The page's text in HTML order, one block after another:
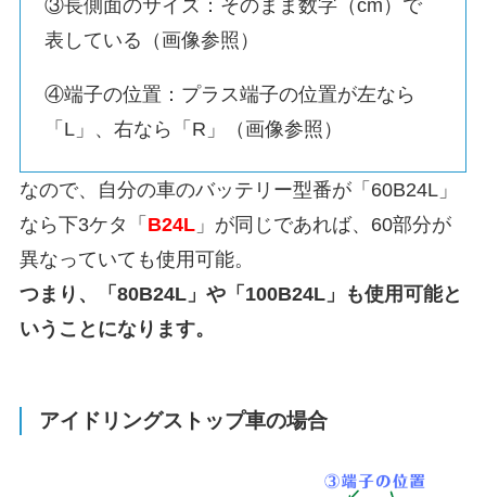
③長側面のサイズ：そのまま数字（cm）で
表している（画像参照）
④端子の位置：プラス端子の位置が左なら
「L」、右なら「R」（画像参照）
なので、自分の車のバッテリー型番が「60B24L」
なら下3ケタ「 B24L」が同じであれば、60部分が
異なっていても使用可能。
つまり、「80B24L」や「100B24L」も使用可能と
いうことになります。
アイドリングストップ車の場合